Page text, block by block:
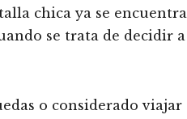
chica ya se encuentra
se trata de decidir a
o considerado viajar